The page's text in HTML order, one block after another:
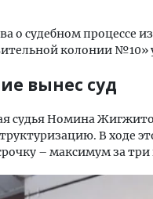
о судебном процессе
колонии
вынес суд
судья Номина
В ходе
– максимум за три